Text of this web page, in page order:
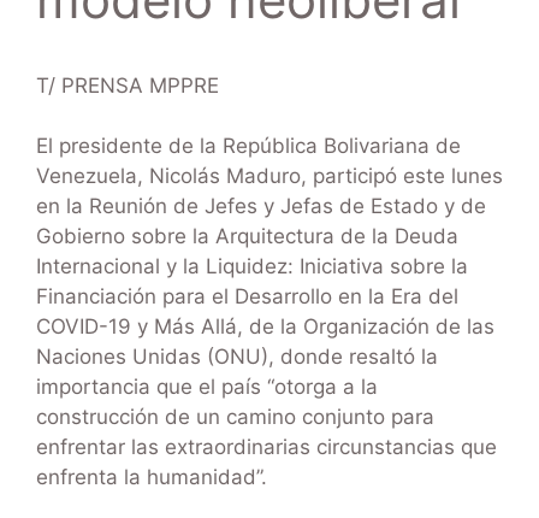
T/ PRENSA MPPRE
El presidente de la República Bolivariana de
Venezuela, Nicolás Maduro, participó este lunes
en la Reunión de Jefes y Jefas de Estado y de
Gobierno sobre la Arquitectura de la Deuda
Internacional y la Liquidez: Iniciativa sobre la
Financiación para el Desarrollo en la Era del
COVID-19 y Más Allá, de la Organización de las
Naciones Unidas (ONU), donde resaltó la
importancia que el país “otorga a la
construcción de un camino conjunto para
enfrentar las extraordinarias circunstancias que
enfrenta la humanidad”.